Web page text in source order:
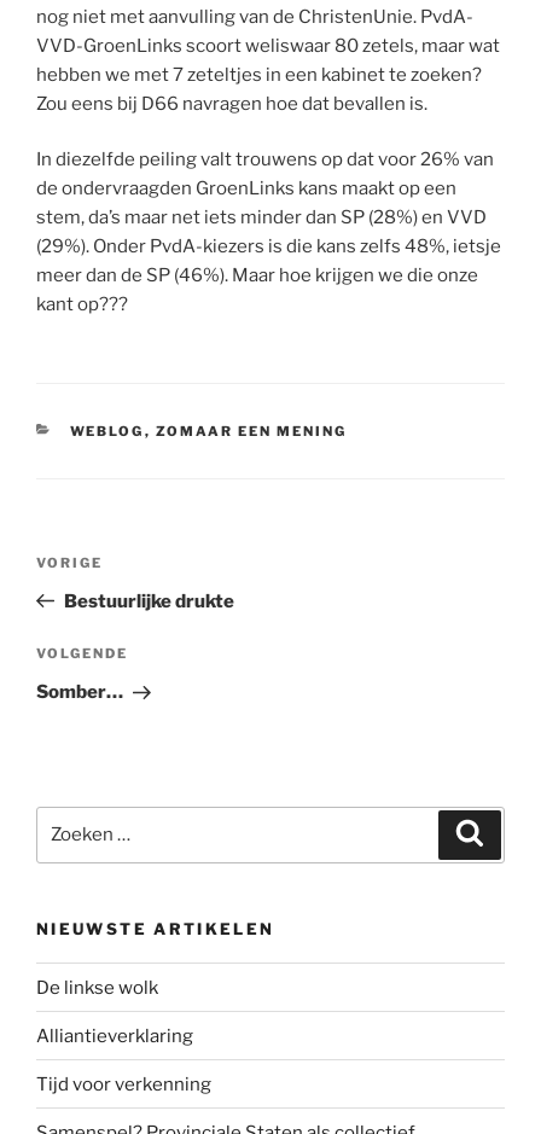
nog niet met aanvulling van de ChristenUnie. PvdA-
VVD-GroenLinks scoort weliswaar 80 zetels, maar wat
hebben we met 7 zeteltjes in een kabinet te zoeken?
Zou eens bij D66 navragen hoe dat bevallen is.
In diezelfde peiling valt trouwens op dat voor 26% van
de ondervraagden GroenLinks kans maakt op een
stem, da’s maar net iets minder dan SP (28%) en VVD
(29%). Onder PvdA-kiezers is die kans zelfs 48%, ietsje
meer dan de SP (46%). Maar hoe krijgen we die onze
kant op???
CATEGORIEËN
WEBLOG , ZOMAAR EEN MENING
Vorig
bericht
VORIGE
Bestuurlijke drukte
Volgend
bericht
VOLGENDE
Somber…
naar:
NIEUWSTE ARTIKELEN
De linkse wolk
Alliantieverklaring
Tijd voor verkenning